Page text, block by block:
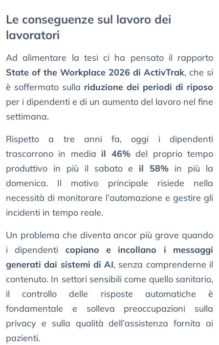
Le conseguenze sul lavoro dei
lavoratori
Ad alimentare la tesi ci ha pensato il rapporto
State of the Workplace 2026 di ActivTrak, che si
è soffermato sulla riduzione dei periodi di riposo
per i dipendenti e di un aumento del lavoro nel fine
settimana.
Rispetto a tre anni fa, oggi i dipendenti
trascorrono in media il 46%del proprio tempo
produttivo in più il sabato e il 58% in più la
domenica. Il motivo principale risiede nella
necessità di monitorare l’automazione e gestire gli
incidenti in tempo reale.
Un problema che diventa ancor più grave quando
i dipendenti copiano e incollano i messaggi
generati dai sistemi di AI, senza comprenderne il
contenuto. In settori sensibili come quello sanitario,
il controllo delle risposte automatiche è
fondamentale e solleva preoccupazioni sulla
privacy e sulla qualità dell’assistenza fornita ai
pazienti.